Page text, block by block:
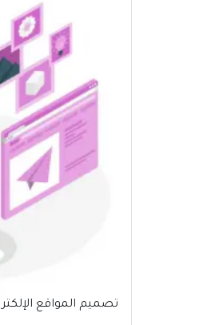
تصميم المواقع